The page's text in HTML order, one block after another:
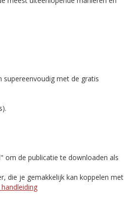
supereenvoudig met de gratis
om de publicatie te downloaden als
die je gemakkelijk kan koppelen met